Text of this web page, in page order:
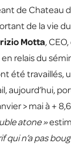
de Chateau
de la vie
Motta,
relais du
été
aujourd’hui,
> mai à +
atone »
qui n’a pas